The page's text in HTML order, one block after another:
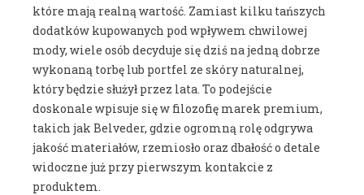
które mają realną wartość. Zamiast kilku tańszych
dodatków kupowanych pod wpływem chwilowej
mody, wiele osób decyduje się dziś na jedną dobrze
wykonaną torbę lub portfel ze skóry naturalnej,
który będzie służył przez lata. To podejście
doskonale wpisuje się w filozofię marek premium,
takich jak Belveder, gdzie ogromną rolę odgrywa
jakość materiałów, rzemiosło oraz dbałość o detale
widoczne już przy pierwszym kontakcie z
produktem.